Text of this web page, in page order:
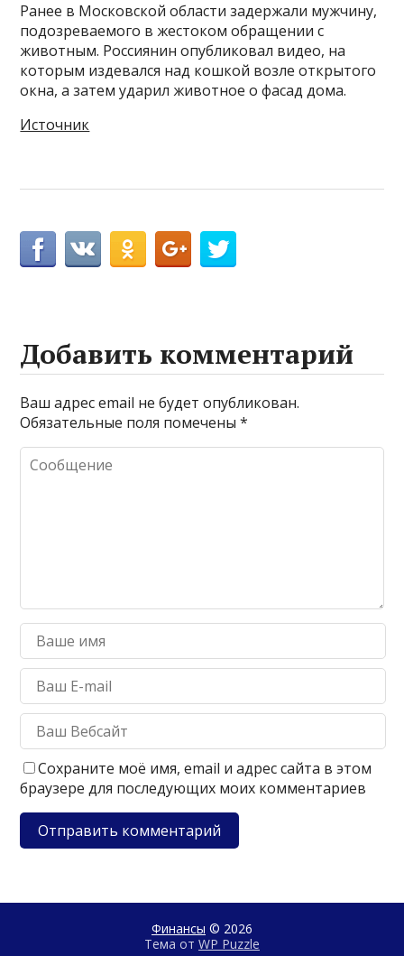
Ранее в Московской области задержали мужчину,
подозреваемого в жестоком обращении с
животным. Россиянин опубликовал видео, на
которым издевался над кошкой возле открытого
окна, а затем ударил животное о фасад дома.
Источник
Добавить комментарий
Ваш адрес email не будет опубликован.
Обязательные поля помечены*
Сохраните моё имя, email и адрес сайта в этом
браузере для последующих моих комментариев
Финансы © 2026
Тема от WP Puzzle